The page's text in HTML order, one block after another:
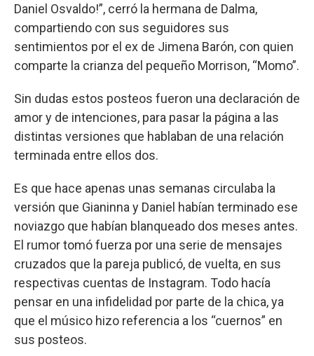
Daniel Osvaldo!”, cerró la hermana de Dalma,
compartiendo con sus seguidores sus
sentimientos por el ex de Jimena Barón, con quien
comparte la crianza del pequeño Morrison, “Momo”.
Sin dudas estos posteos fueron una declaración de
amor y de intenciones, para pasar la página a las
distintas versiones que hablaban de una relación
terminada entre ellos dos.
Es que hace apenas unas semanas circulaba la
versión que Gianinna y Daniel habían terminado ese
noviazgo que habían blanqueado dos meses antes.
El rumor tomó fuerza por una serie de mensajes
cruzados que la pareja publicó, de vuelta, en sus
respectivas cuentas de Instagram. Todo hacía
pensar en una infidelidad por parte de la chica, ya
que el músico hizo referencia a los “cuernos” en
sus posteos.